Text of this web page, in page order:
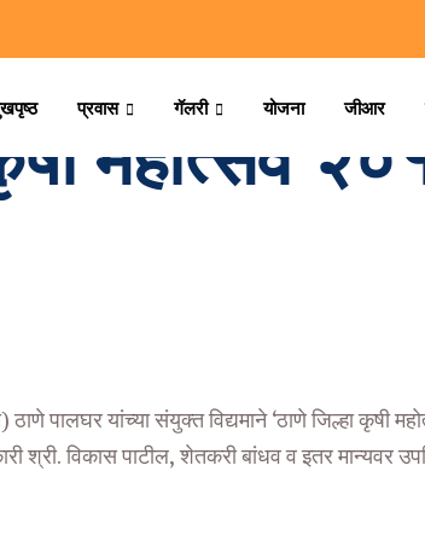
प्रवास गॅलरी योजना जीआर
महोत्सव
पालघर यांच्या संयुक्त विद्यमाने ‘ठाणे जिल्हा कृषी
श्री. विकास पाटील, शेतकरी बांधव व इतर मान्यवर